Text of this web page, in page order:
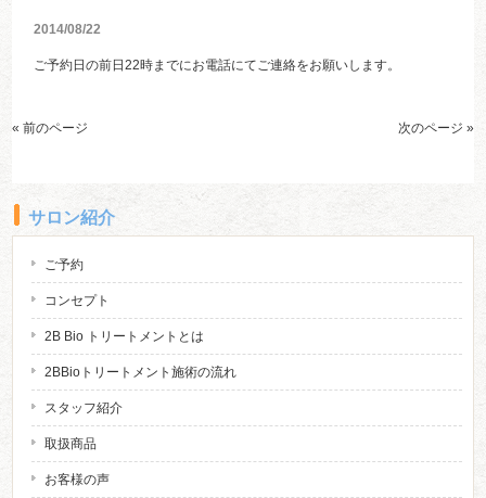
2014/08/22
ご予約日の前日22時までにお電話にてご連絡をお願いします。
« 前のページ 次のページ »
サロン紹介
ご予約
コンセプト
2B Bio トリートメントとは
2BBioトリートメント施術の流れ
スタッフ紹介
取扱商品
お客様の声